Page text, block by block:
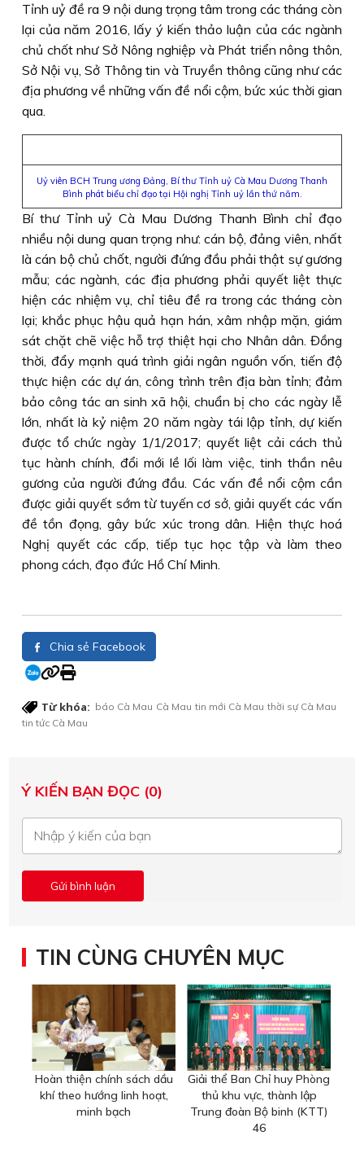
Tỉnh uỷ đề ra 9 nội dung trọng tâm trong các tháng còn
lại của năm 2016, lấy ý kiến thảo luận của các ngành
chủ chốt như Sở Nông nghiệp và Phát triển nông thôn,
Sở Nội vụ, Sở Thông tin và Truyền thông cũng như các
địa phương về những vấn đề nổi cộm, bức xúc thời gian
qua.
Uỷ viên BCH Trung ương Đảng, Bí thư Tỉnh uỷ Cà Mau Dương Thanh
Bình phát biểu chỉ đạo tại Hội nghị Tỉnh uỷ lần thứ năm.
Bí thư Tỉnh uỷ Cà Mau Dương Thanh Bình chỉ đạo
nhiều nội dung quan trọng như: cán bộ, đảng viên, nhất
là cán bộ chủ chốt, người đứng đầu phải thật sự gương
mẫu; các ngành, các địa phương phải quyết liệt thực
hiện các nhiệm vụ, chỉ tiêu đề ra trong các tháng còn
lại; khắc phục hậu quả hạn hán, xâm nhập mặn, giám
sát chặt chẽ việc hỗ trợ thiệt hại cho Nhân dân. Đồng
thời, đẩy mạnh quá trình giải ngân nguồn vốn, tiến độ
thực hiện các dự án, công trình trên địa bàn tỉnh; đảm
bảo công tác an sinh xã hội, chuẩn bị cho các ngày lễ
lớn, nhất là kỷ niệm 20 năm ngày tái lập tỉnh, dự kiến
được tổ chức ngày 1/1/2017; quyết liệt cải cách thủ
tục hành chính, đổi mới lề lối làm việc, tinh thần nêu
gương của người đứng đầu. Các vấn đề nổi cộm cần
được giải quyết sớm từ tuyến cơ sở, giải quyết các vấn
đề tồn đọng, gây bức xúc trong dân. Hiện thực hoá
Nghị quyết các cấp, tiếp tục học tập và làm theo
phong cách, đạo đức Hồ Chí Minh.
Chia sẻ Facebook
Từ khóa: báo Cà Mau Cà Mau tin mới Cà Mau thời sự Cà Mau
tin tức Cà Mau
Ý KIẾN BẠN ĐỌC (0)
TIN CÙNG CHUYÊN MỤC
Hoàn thiện chính sách dầu
khí theo hướng linh hoạt,
minh bạch
Giải thể Ban Chỉ huy Phòng
thủ khu vực, thành lập
Trung đoàn Bộ binh (KTT)
46